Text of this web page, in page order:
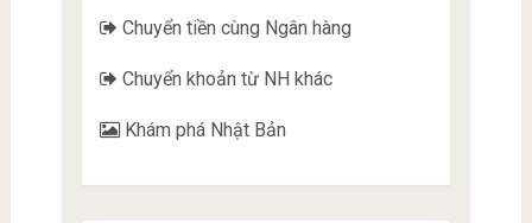
Chuyển tiền cùng Ngân hàng
Chuyển khoản từ NH khác
Khám phá Nhật Bản